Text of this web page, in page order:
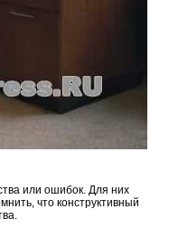
или ошибок. Для них
что конструктивный